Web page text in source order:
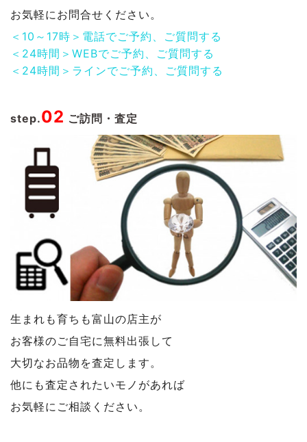
お気軽にお問合せください。
＜10～17時＞電話でご予約、ご質問する
＜24時間＞WEBでご予約、ご質問する
＜24時間＞ラインでご予約、ご質問する
step.02 ご訪問・査定
生まれも育ちも富山の店主が
お客様のご自宅に無料出張して
大切なお品物を査定します。
他にも査定されたいモノがあれば
お気軽にご相談ください。